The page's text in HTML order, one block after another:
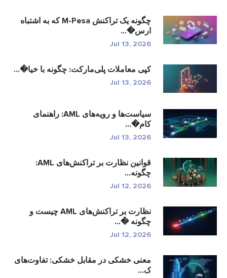
چگونه یک تراکنش M-Pesa که به اشتباه
ارس�...
Jul 13, 2026
کپی معاملات پلی‌مارکت: چگونه با خیا�...
Jul 13, 2026
سیاست‌ها و رویه‌های AML: راهنمای
کام�...
Jul 13, 2026
قوانین نظارت بر تراکنش‌های AML:
چگونه...
Jul 12, 2026
نظارت بر تراکنش‌های AML چیست و
چگونه �...
Jul 12, 2026
معنی خشکی در مقابل خشکی: تفاوت‌های
ک...